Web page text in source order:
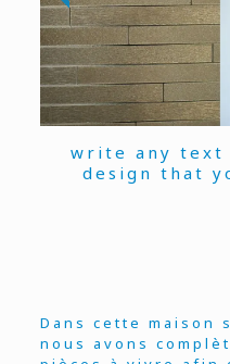
write any text
design that
Dans cette maison
nous avons